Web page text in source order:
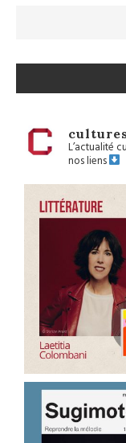
L’actualité
nos liens